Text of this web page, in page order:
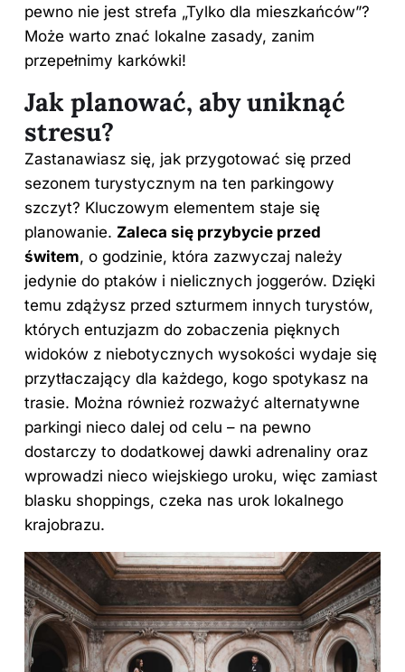
pewno nie jest strefa „Tylko dla mieszkańców”?
Może warto znać lokalne zasady, zanim
przepełnimy karkówki!
Jak planować, aby uniknąć
stresu?
Zastanawiasz się, jak przygotować się przed
sezonem turystycznym na ten parkingowy
szczyt? Kluczowym elementem staje się
planowanie. Zaleca się przybycie przed
świtem, o godzinie, która zazwyczaj należy
jedynie do ptaków i nielicznych joggerów. Dzięki
temu zdążysz przed szturmem innych turystów,
których entuzjazm do zobaczenia pięknych
widoków z niebotycznych wysokości wydaje się
przytłaczający dla każdego, kogo spotykasz na
trasie. Można również rozważyć alternatywne
parkingi nieco dalej od celu – na pewno
dostarczy to dodatkowej dawki adrenaliny oraz
wprowadzi nieco wiejskiego uroku, więc zamiast
blasku shoppings, czeka nas urok lokalnego
krajobrazu.